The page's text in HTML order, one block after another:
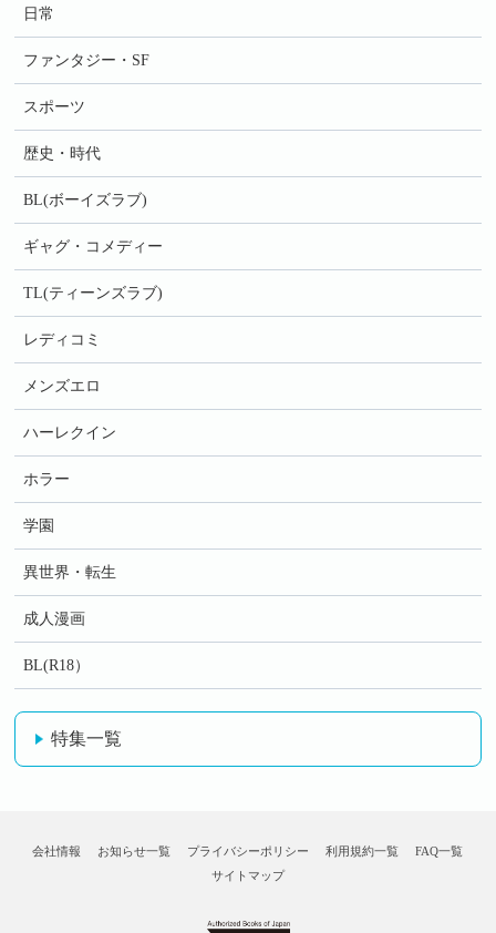
日常
ファンタジー・SF
スポーツ
歴史・時代
BL(ボーイズラブ)
ギャグ・コメディー
TL(ティーンズラブ)
レディコミ
メンズエロ
ハーレクイン
ホラー
学園
異世界・転生
成人漫画
BL(R18）
特集一覧
会社情報 お知らせ一覧 プライバシーポリシー 利用規約一覧
FAQ一覧
サイトマップ